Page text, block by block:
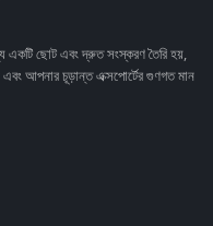
একটি ছোট এবং দ্রুত সংস্করণ তৈরি হয়,
এবং আপনার চূড়ান্ত এক্সপোর্টের গুণগত মান